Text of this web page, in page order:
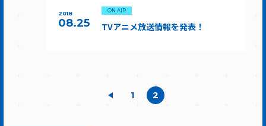
2018
08.25
ON AIR
TVアニメ放送情報を発表！
1 2